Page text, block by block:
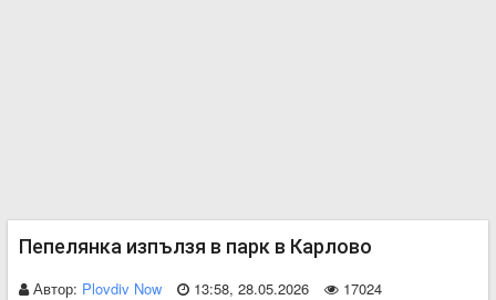
Пепелянка изпълзя в парк в Карлово
Автор: Plovdiv Now 13:58, 28.05.2026 17024